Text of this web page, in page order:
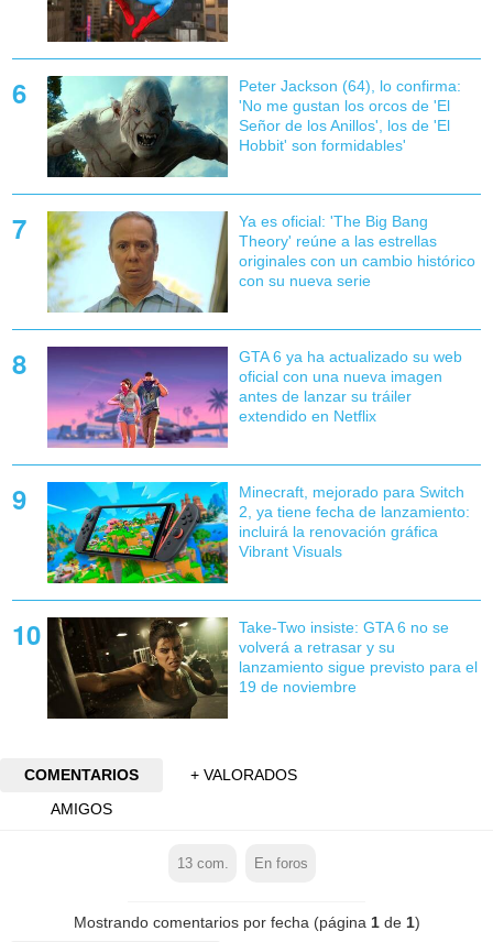
Peter Jackson (64), lo confirma:
'No me gustan los orcos de 'El
Señor de los Anillos', los de 'El
Hobbit' son formidables'
Ya es oficial: 'The Big Bang
Theory' reúne a las estrellas
originales con un cambio histórico
con su nueva serie
GTA 6 ya ha actualizado su web
oficial con una nueva imagen
antes de lanzar su tráiler
extendido en Netflix
Minecraft, mejorado para Switch
2, ya tiene fecha de lanzamiento:
incluirá la renovación gráfica
Vibrant Visuals
Take-Two insiste: GTA 6 no se
volverá a retrasar y su
lanzamiento sigue previsto para el
19 de noviembre
COMENTARIOS
+ VALORADOS
AMIGOS
13com. En foros
Mostrando comentarios por fecha (página 1de 1)